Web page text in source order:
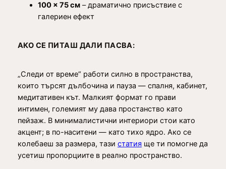
100 × 75 см– драматично присъствие с
галериен ефект
АКО СЕ ПИТАШ ДАЛИ ПАСВА:
„Следи от време“ работи силно в пространства,
които търсят дълбочина и пауза — спалня, кабинет,
медитативен кът. Малкият формат го прави
интимен, големият му дава простанство като
пейзаж. В минималистични интериори стои като
акцент; в по-наситени — като тихо ядро. Ако се
колебаеш за размера, тази статия ще ти помогне да
усетиш пропорциите в реално пространство.